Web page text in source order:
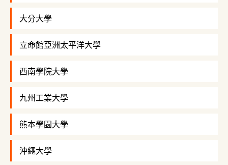
大分大學
立命館亞洲太平洋大學
西南學院大學
九州工業大學
熊本學園大學
沖繩大學